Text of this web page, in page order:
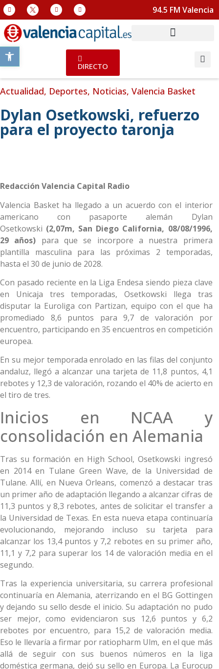
Abrir barra de herramientas
94.5 FM Valencia
DIRECTO
Actualidad, Deportes, Noticias, Valencia Basket
Dylan Osetkowski, refuerzo
para el proyecto taronja
Redacción Valencia Capital Radio
Valencia Basket ha llegado a un acuerdo con el interior
americano con pasaporte alemán Dylan
Osetkowski (2,07m, San Diego California, 08/08/1996,
29 años) para que se incorpore a nuestra primera
plantilla masculina para las próximas 2 temporadas,
hasta el 30 de junio de 2028.
Con pasado reciente en la Liga Endesa siendo pieza clave
en Unicaja tres temporadas, Osetkowski llega tras
disputar la Euroliga con Partizan, equipo con el que ha
promediado 8,6 puntos para 9,7 de valoración por
encuentro, participando en 35 encuentros en competición
europea.
En su mejor temporada enrolado en las filas del conjunto
andaluz, llegó a alcanzar una tarjeta de 11,8 puntos, 4,1
rebotes y 12,3 de valoración, rozando el 40% de acierto en
el tiro de tres.
Inicios en NCAA y
consolidación en Alemania
Tras su formación en High School, Osetkowski ingresó
en 2014 en Tulane Green Wave, de la Universidad de
Tulane. Allí, en Nueva Orleans, comenzó a destacar tras
un primer año de adaptación llegando a alcanzar cifras de
11,3 puntos y 8,3 rebotes, antes de solicitar el transfer a
la Universidad de Texas. En esta nueva etapa continuaría
evolucionando, mejorando incluso su tarjeta para
alcanzar los 13,4 puntos y 7,2 rebotes en su primer año,
11,1 y 7,2 para superar los 14 de valoración media en el
segundo.
Tras la experiencia universitaria, su carrera profesional
continuaría en Alemania, aterrizando en el BG Gottingen
y dejando su sello desde el inicio. Su adaptación no pudo
ser mejor, como evidenciaron sus 12,6 puntos y 6,2
rebotes por encuentro, para 15,2 de valoración media.
Eso le llevaría a firmar por ratiopharm Ulm, en el que más
allá de seguir con sus buenos números en la liga
doméstica germana, dejó su sello en Europa. La Eurocup